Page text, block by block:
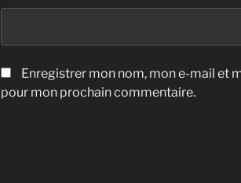
Enregistrer mon nom, mon e-mail et
pour mon prochain commentaire.